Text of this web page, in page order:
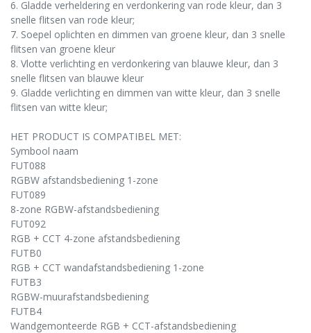
6. Gladde verheldering en verdonkering van rode kleur, dan 3
snelle flitsen van rode kleur;
7. Soepel oplichten en dimmen van groene kleur, dan 3 snelle
flitsen van groene kleur
8. Vlotte verlichting en verdonkering van blauwe kleur, dan 3
snelle flitsen van blauwe kleur
9. Gladde verlichting en dimmen van witte kleur, dan 3 snelle
flitsen van witte kleur;
HET PRODUCT IS COMPATIBEL MET:
Symbool naam
FUT088
RGBW afstandsbediening 1-zone
FUT089
8-zone RGBW-afstandsbediening
FUT092
RGB + CCT 4-zone afstandsbediening
FUTB0
RGB + CCT wandafstandsbediening 1-zone
FUTB3
RGBW-muurafstandsbediening
FUTB4
Wandgemonteerde RGB + CCT-afstandsbediening